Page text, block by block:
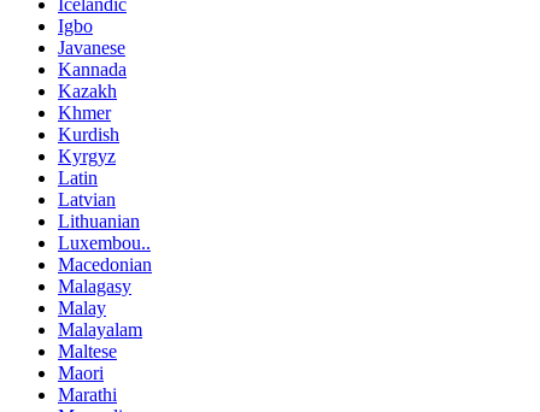
Igbo
Javanese
Kannada
Kazakh
Khmer
Kurdish
Kyrgyz
Latin
Latvian
Lithuanian
Luxembou..
Macedonian
Malagasy
Malay
Malayalam
Maltese
Maori
Marathi